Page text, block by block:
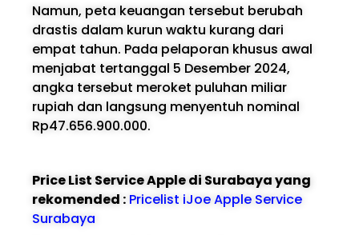
Namun, peta keuangan tersebut berubah
drastis dalam kurun waktu kurang dari
empat tahun. Pada pelaporan khusus awal
menjabat tertanggal 5 Desember 2024,
angka tersebut meroket puluhan miliar
rupiah dan langsung menyentuh nominal
Rp47.656.900.000.
Price List Service Apple di Surabaya yang
rekomended : Pricelist iJoe Apple Service
Surabaya